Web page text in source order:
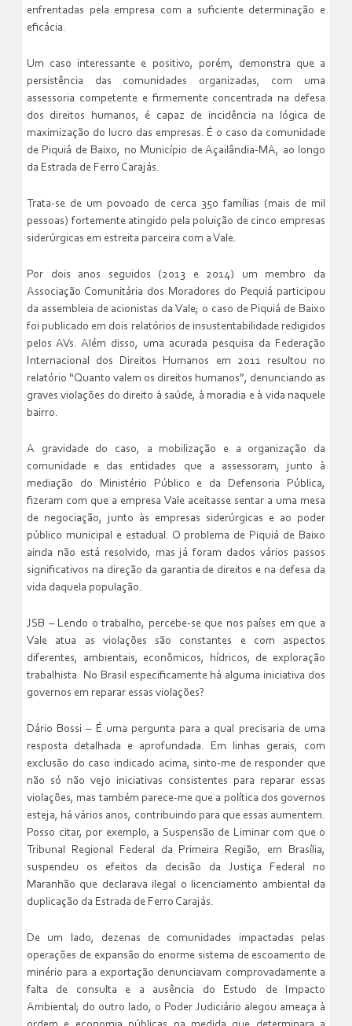
enfrentadas pela empresa com a suficiente determinação e
eficácia.
Um caso interessante e positivo, porém, demonstra que a
persistência das comunidades organizadas, com uma
assessoria competente e firmemente concentrada na defesa
dos direitos humanos, é capaz de incidência na lógica de
maximização do lucro das empresas. É o caso da comunidade
de Piquiá de Baixo, no Município de Açailândia-MA, ao longo
da Estrada de Ferro Carajás.
Trata-se de um povoado de cerca 350 famílias (mais de mil
pessoas) fortemente atingido pela poluição de cinco empresas
siderúrgicas em estreita parceira com a Vale.
Por dois anos seguidos (2013 e 2014) um membro da
Associação Comunitária dos Moradores do Pequiá participou
da assembleia de acionistas da Vale; o caso de Piquiá de Baixo
foi publicado em dois relatórios de insustentabilidade redigidos
pelos AVs. Além disso, uma acurada pesquisa da Federação
Internacional dos Direitos Humanos em 2011 resultou no
relatório “Quanto valem os direitos humanos”, denunciando as
graves violações do direito à saúde, à moradia e à vida naquele
bairro.
A gravidade do caso, a mobilização e a organização da
comunidade e das entidades que a assessoram, junto à
mediação do Ministério Público e da Defensoria Pública,
fizeram com que a empresa Vale aceitasse sentar a uma mesa
de negociação, junto às empresas siderúrgicas e ao poder
público municipal e estadual. O problema de Piquiá de Baixo
ainda não está resolvido, mas já foram dados vários passos
significativos na direção da garantia de direitos e na defesa da
vida daquela população.
JSB – Lendo o trabalho, percebe-se que nos países em que a
Vale atua as violações são constantes e com aspectos
diferentes, ambientais, econômicos, hídricos, de exploração
trabalhista. No Brasil especificamente há alguma iniciativa dos
governos em reparar essas violações?
Dário Bossi – É uma pergunta para a qual precisaria de uma
resposta detalhada e aprofundada. Em linhas gerais, com
exclusão do caso indicado acima, sinto-me de responder que
não só não vejo iniciativas consistentes para reparar essas
violações, mas também parece-me que a política dos governos
esteja, há vários anos, contribuindo para que essas aumentem.
Posso citar, por exemplo, a Suspensão de Liminar com que o
Tribunal Regional Federal da Primeira Região, em Brasília,
suspendeu os efeitos da decisão da Justiça Federal no
Maranhão que declarava ilegal o licenciamento ambiental da
duplicação da Estrada de Ferro Carajás.
De um lado, dezenas de comunidades impactadas pelas
operações de expansão do enorme sistema de escoamento de
minério para a exportação denunciavam comprovadamente a
falta de consulta e a ausência do Estudo de Impacto
Ambiental; do outro lado, o Poder Judiciário alegou ameaça à